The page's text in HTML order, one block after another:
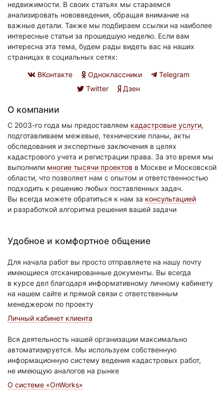
недвижимости. В своих статьях мы стараемся
анализировать нововведения, обращая внимание на
важные детали. Также мы подбираем ссылки на наиболее
интересные статьи за прошедшую неделю. Если вам
интересна эта тема, будем рады видеть вас на наших
страницах в социальных сетях:
ВКонтакте Одноклассники
Telegram
Twitter
Дзен
О компании
С 2003-го года мы предоставляем кадастровые услуги,
подготавливаем межевые, технические планы, акты
обследования и экспертные заключения в целях
кадастрового учета и регистрации права. За это время мы
выполнили многие тысячи проектов в Москве и Московской
области, что позволяет нам с опытом и ответственностью
подходить к решению любых поставленных задач.
Вы всегда можете обратиться к нам за консультацией
и разработкой алгоритма решения вашей задачи
Удобное и комфортное общение
Для начала работ вы просто отправляете на нашу почту
имеющиеся отсканированные документы. Вы всегда
в курсе дел благодаря информативному личному кабинету
на нашем сайте и прямой связи с ответственным
менеджером по проекту
Личный кабинет клиента
Вся деятельность нашей организации максимально
автоматизируется. Мы используем собственную
информационную систему ведения кадастровых работ,
не имеющую аналогов на рынке
О системе «OnWorks»